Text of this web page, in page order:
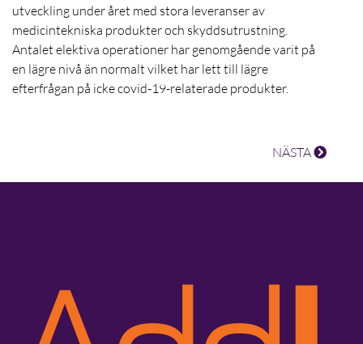
utveckling under året med stora leveranser av
medicintekniska produkter och skyddsutrustning.
Antalet elektiva operationer har genomgående varit på
en lägre nivå än normalt vilket har lett till lägre
efterfrågan på icke covid-19-relaterade produkter.
NÄSTA